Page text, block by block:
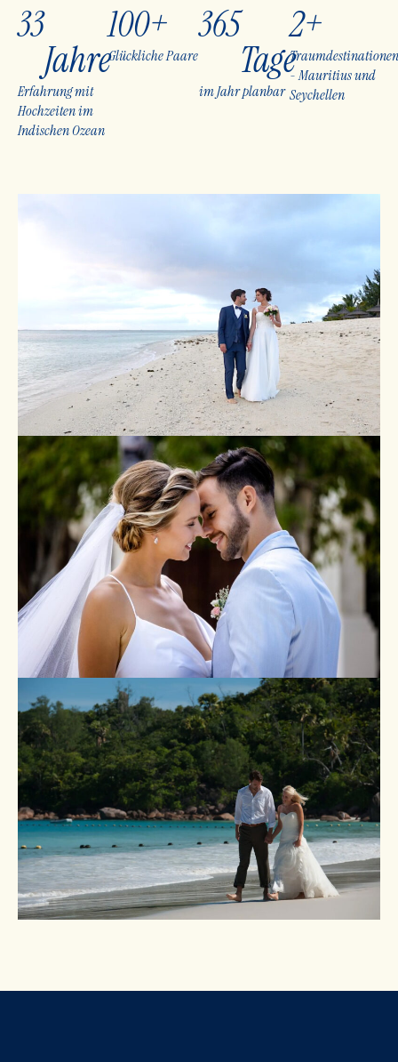
Erfahrung mit
Hochzeiten im
Indischen Ozean
33
JahreGlückliche Paare
100+
im Jahr planbar
365
TageTraumdestinationen
- Mauritius und
Seychellen
2+